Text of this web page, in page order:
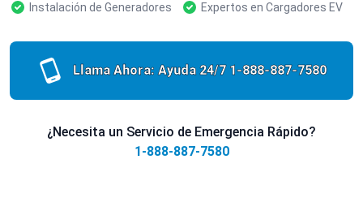
Instalación de Generadores Expertos en Cargadores EV
Llama Ahora: Ayuda 24/7 1-888-887-7580
¿Necesita un Servicio de Emergencia Rápido?
1-888-887-7580